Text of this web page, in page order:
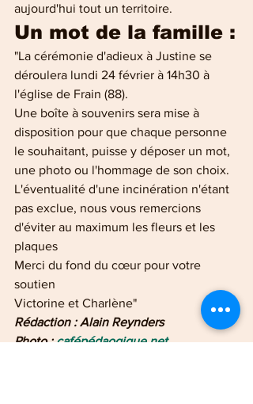
aujourd'hui tout un territoire.
Un mot de la famille :
"La cérémonie d'adieux à Justine se
déroulera lundi 24 février à 14h30 à
l'église de Frain (88).
Une boîte à souvenirs sera mise à
disposition pour que chaque personne
le souhaitant, puisse y déposer un mot,
une photo ou l'hommage de son choix.
L'éventualité d'une incinération n'étant
pas exclue, nous vous remercions
d'éviter au maximum les fleurs et les
plaques
Merci du fond du cœur pour votre
soutien
Victorine et Charlène"
Rédaction : Alain Reynders
Photo : cafépédaogique.net